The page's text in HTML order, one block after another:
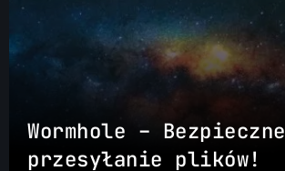
Wormhole – Bezpieczne
przesyłanie plików!